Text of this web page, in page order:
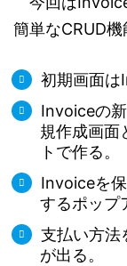
簡単なCRUD機
初期画面は
Invoiceの
規作成画面
トで作る。
Invoiceを
するポップ
支払い方法
が出る。